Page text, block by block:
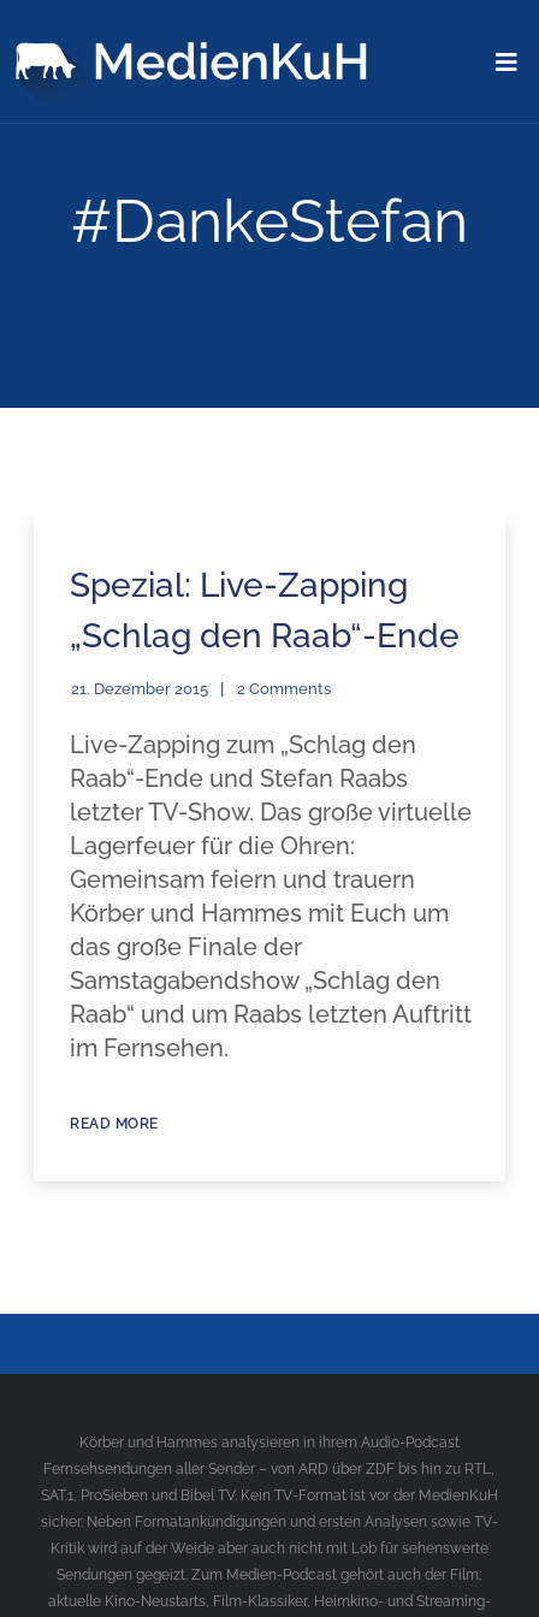
#DankeStefan
Spezial: Live-Zapping
„Schlag den Raab“-Ende
21. Dezember 2015 2 Comments
Live-Zapping zum „Schlag den
Raab“-Ende und Stefan Raabs
letzter TV-Show. Das große virtuelle
Lagerfeuer für die Ohren:
Gemeinsam feiern und trauern
Körber und Hammes mit Euch um
das große Finale der
Samstagabendshow „Schlag den
Raab“ und um Raabs letzten Auftritt
im Fernsehen.
READ MORE
Körber und Hammes analysieren in ihrem Audio-Podcast
Fernsehsendungen aller Sender – von ARD über ZDF bis hin zu RTL,
SAT.1, ProSieben und Bibel TV. Kein TV-Format ist vor der MedienKuH
sicher. Neben Formatankündigungen und ersten Analysen sowie TV-
Kritik wird auf der Weide aber auch nicht mit Lob für sehenswerte
Sendungen gegeizt. Zum Medien-Podcast gehört auch der Film;
aktuelle Kino-Neustarts, Film-Klassiker, Heimkino- und Streaming-